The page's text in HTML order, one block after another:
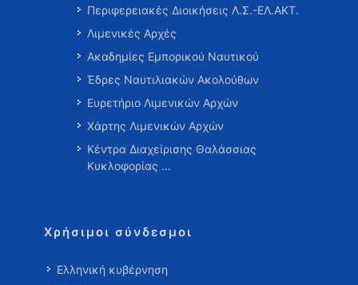
Περιφερειακές Διοικήσεις Λ.Σ.-ΕΛ.ΑΚΤ.
Λιμενικές Αρχές
Ακαδημίες Εμπορικού Ναυτικού
Έδρες Ναυτιλιακών Ακολούθων
Ευρετήριο Λιμενικών Αρχών
Χάρτης Λιμενικών Αρχών
Κέντρα Διαχείρισης Θαλάσσιας
Κυκλοφορίας …
Χρήσιμοι σύνδεσμοι
Ελληνική κυβέρνηση